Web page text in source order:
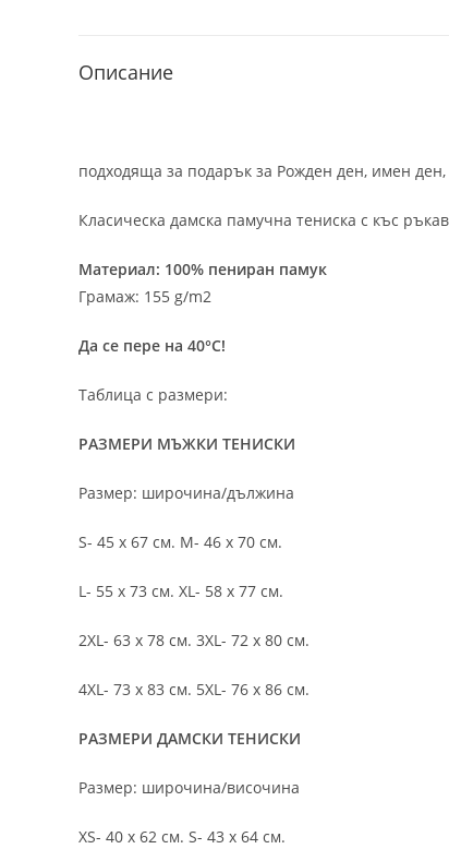
Описание
подходяща за подарък за Рожден ден, имен
Класическа дамска памучна тениска с къс
Материал: 100% пениран памук
Грамаж: 155 g/m2
Да се пере на 40°C!
Таблица с размери:
РАЗМЕРИ МЪЖКИ ТЕНИСКИ
Размер: широчина/дължина
S- 45 х 67 см. M- 46 х 70 см.
L- 55 х 73 см. XL- 58 х 77 см.
2XL- 63 х 78 см. 3XL- 72 х 80 см.
4XL- 73 х 83 см. 5XL- 76 х 86 см.
РАЗМЕРИ ДАМСКИ ТЕНИСКИ
Размер: широчина/височина
XS- 40 х 62 см. S- 43 х 64 см.